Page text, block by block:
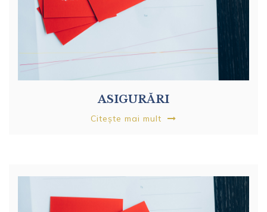
ASIGURĂRI
Citește mai mult